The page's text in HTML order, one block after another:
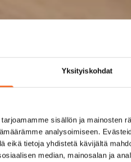
Yksityiskohdat
sisällön ja mainosten
analysoimiseen.
eikä tietoja yhdistetä kävijältä
median, mainosalan ja